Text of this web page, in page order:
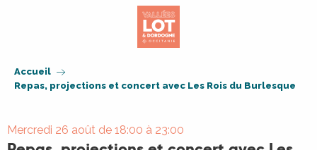
Accueil
Repas, projections et concert avec Les Rois du Burlesque
Mercredi 26 août de 18:00 à 23:00